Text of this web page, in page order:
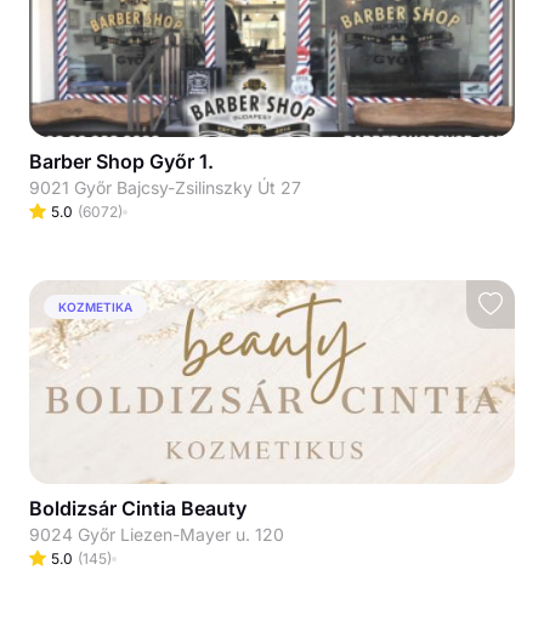
Barber Shop Győr 1.
9021 Győr Bajcsy-Zsilinszky Út 27
5.0 (6072)
KOZMETIKA
Boldizsár Cintia Beauty
9024 Győr Liezen-Mayer u. 120
5.0 (145)